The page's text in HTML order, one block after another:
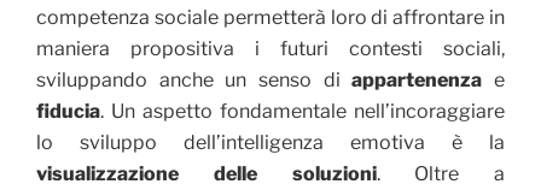
competenza sociale permetterà loro di affrontare in
maniera propositiva i futuri contesti sociali,
sviluppando anche un senso diappartenenza e
fiducia. Un aspetto fondamentale nell’incoraggiare
lo sviluppo dell’intelligenza emotiva è la
visualizzazione delle soluzioni. Oltre a